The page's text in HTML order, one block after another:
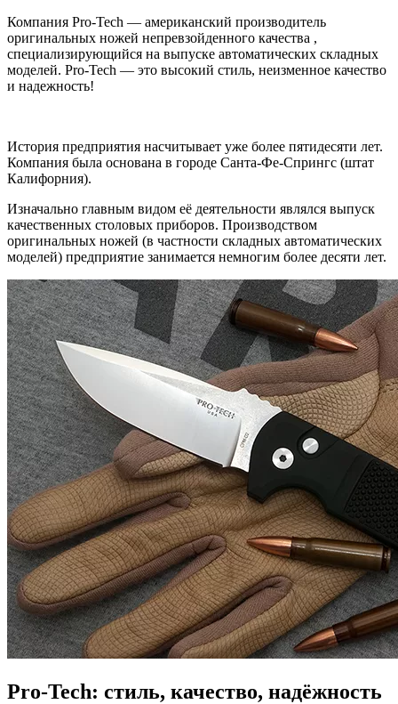
Компания Pro-Tech — американский производитель
оригинальных ножей непревзойденного качества ,
специализирующийся на выпуске автоматических складных
моделей. Pro-Tech — это высокий стиль, неизменное качество
и надежность!
История предприятия насчитывает уже более пятидесяти лет.
Компания была основана в городе Санта-Фе-Спрингс (штат
Калифорния).
Изначально главным видом её деятельности являлся выпуск
качественных столовых приборов. Производством
оригинальных ножей (в частности складных автоматических
моделей) предприятие занимается немногим более десяти лет.
Pro-Tech: стиль, качество, надёжность